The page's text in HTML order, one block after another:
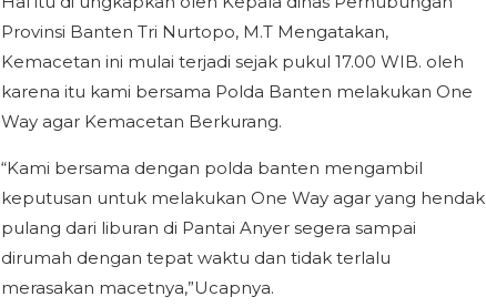
Provinsi Banten Tri Nurtopo, M.T Mengatakan,
Kemacetan ini mulai terjadi sejak pukul 17.00 WIB. oleh
karena itu kami bersama Polda Banten melakukan One
Way agar Kemacetan Berkurang.
“Kami bersama dengan polda banten mengambil
keputusan untuk melakukan One Way agar yang hendak
pulang dari liburan di Pantai Anyer segera sampai
dirumah dengan tepat waktu dan tidak terlalu
merasakan macetnya,”Ucapnya.